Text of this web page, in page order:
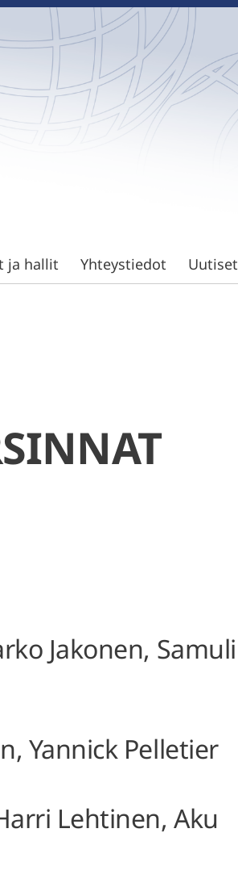
ja hallit Yhteystiedot Uutiset
Jakonen, Samuli
Yannick Pelletier
Lehtinen, Aku